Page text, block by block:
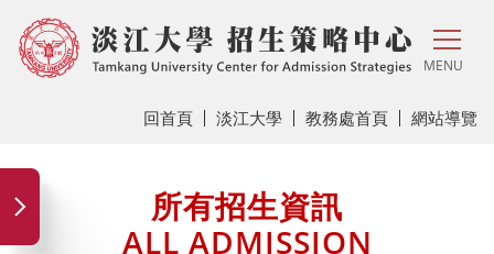
MENU
回首頁 淡江大學 教務處首頁 網站導覽
所有招生資訊
ALL ADMISSION